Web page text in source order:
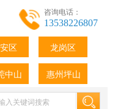
咨询电话：
13538226807
区 龙岗区
中山 惠州坪山